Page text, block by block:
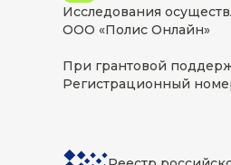
Исследования
ООО «Полис Онлайн»
При грантовой
Регистрационный